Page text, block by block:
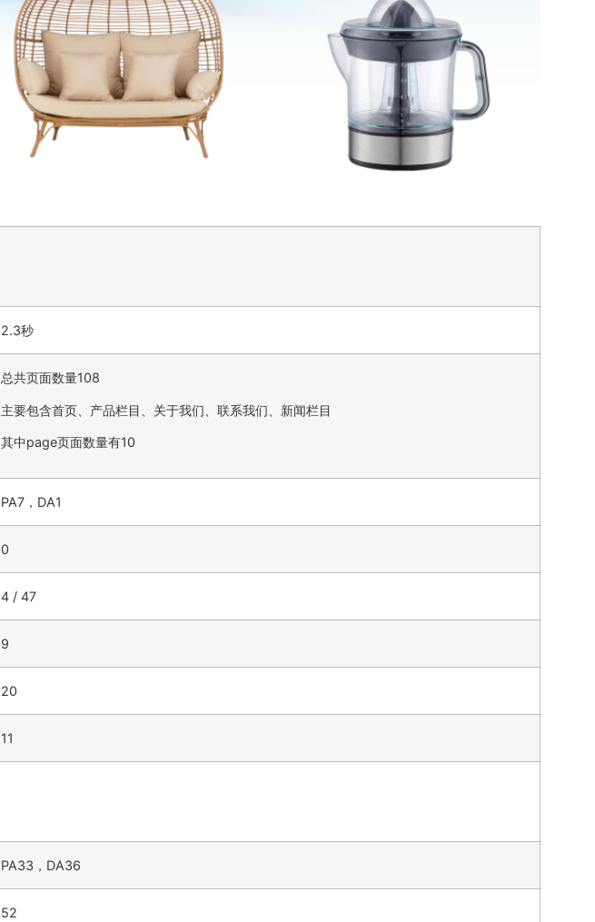
2.3秒
总共页面数量108
主要包含首页、产品栏目、关于我们、联系我们、新闻栏目
其中page页面数量有10
PA7，DA1
0
4 / 47
9
20
11
PA33，DA36
52